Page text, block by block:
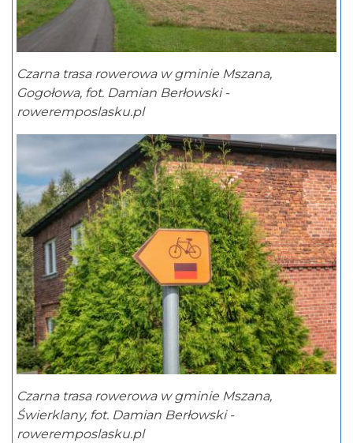
Czarna trasa rowerowa w gminie Mszana,
Gogołowa, fot. Damian Berłowski -
roweremposlasku.pl
Czarna trasa rowerowa w gminie Mszana,
Świerklany, fot. Damian Berłowski -
roweremposlasku.pl